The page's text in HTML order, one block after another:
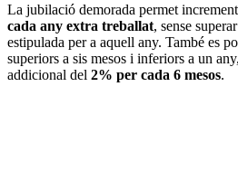
La jubilació demorada permet
cada any extra treballat, sense
estipulada per a aquell any. També es
superiors a sis mesos i inferiors a un
addicional del 2% per cada 6 mesos.